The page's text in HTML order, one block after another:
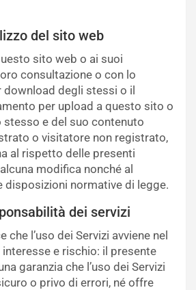
del sito web
sito web o ai suoi
consultazione o con lo
download degli stessi o il
per upload a questo sito o
e del suo contenuto
o visitatore non registrato,
al rispetto delle presenti
modifica nonché al
normative di legge.
dei servizi
che l’uso dei Servizi avviene nel
e rischio: il presente
garanzia che l’uso dei Servizi
o privo di errori, né offre